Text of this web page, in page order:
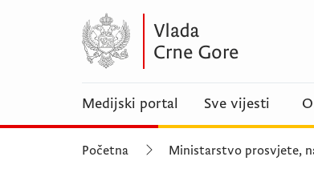
Medijski portal Sve vijesti
Početna Ministarstvo prosvjete,